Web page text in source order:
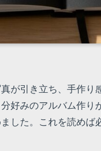
が引き立ち、手作り
好みのアルバム作
した。これを読めば